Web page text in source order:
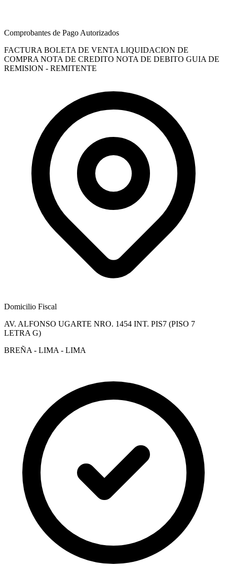
Comprobantes de Pago Autorizados
FACTURA BOLETA DE VENTA LIQUIDACION DE
COMPRA NOTA DE CREDITO NOTA DE DEBITO GUIA DE
REMISION - REMITENTE
Domicilio Fiscal
AV. ALFONSO UGARTE NRO. 1454 INT. PIS7 (PISO 7
LETRA G)
BREÑA - LIMA - LIMA